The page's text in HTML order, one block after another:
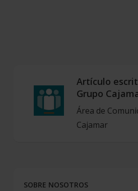
Artículo
Grupo
Área de
Cajamar
SOBRE NOSOTROS